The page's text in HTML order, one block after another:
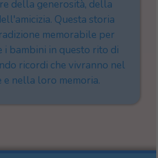
della generosità, della
Questa storia
memorabile per
i bambini in questo rito di
ricordi che vivranno nel
e nella loro memoria.